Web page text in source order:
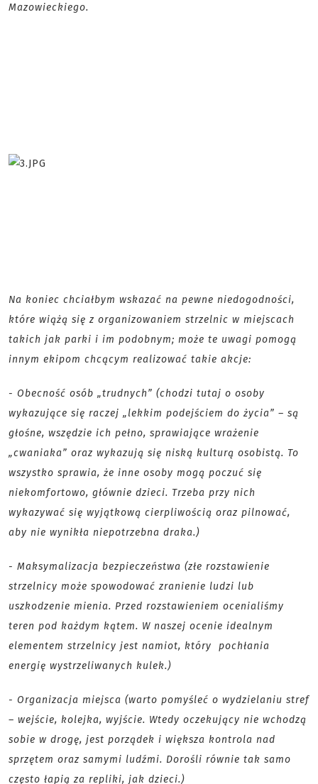
Mazowieckiego.
Na koniec chciałbym wskazać na pewne niedogodności,
które wiążą się z organizowaniem strzelnic w miejscach
takich jak parki i im podobnym; może te uwagi pomogą
innym ekipom chcącym realizować takie akcje:
- Obecność osób „trudnych” (chodzi tutaj o osoby
wykazujące się raczej „lekkim podejściem do życia” – są
głośne, wszędzie ich pełno, sprawiające wrażenie
„cwaniaka” oraz wykazują się niską kulturą osobistą. To
wszystko sprawia, że inne osoby mogą poczuć się
niekomfortowo, głównie dzieci. Trzeba przy nich
wykazywać się wyjątkową cierpliwością oraz pilnować,
aby nie wynikła niepotrzebna draka.)
- Maksymalizacja bezpieczeństwa (złe rozstawienie
strzelnicy może spowodować zranienie ludzi lub
uszkodzenie mienia. Przed rozstawieniem ocenialiśmy
teren pod każdym kątem. W naszej ocenie idealnym
elementem strzelnicy jest namiot, który pochłania
energię wystrzeliwanych kulek.)
- Organizacja miejsca (warto pomyśleć o wydzielaniu stref
– wejście, kolejka, wyjście. Wtedy oczekujący nie wchodzą
sobie w drogę, jest porządek i większa kontrola nad
sprzętem oraz samymi ludźmi. Dorośli równie tak samo
często łapią za repliki, jak dzieci.)